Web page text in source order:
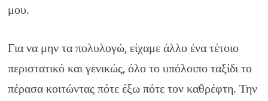
μου.
Για να μην τα πολυλογώ, είχαμε άλλο ένα τέτοιο
περιστατικό και γενικώς, όλο το υπόλοιπο ταξίδι το
πέρασα κοιτώντας πότε έξω πότε τον καθρέφτη. Την